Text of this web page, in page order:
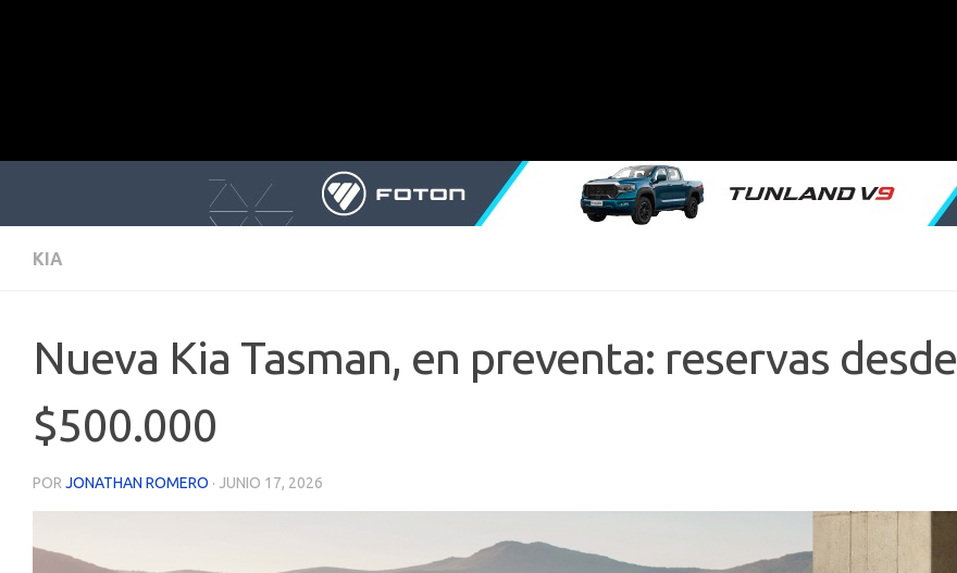
KIA
Nueva Kia Tasman, en preventa: reservas desde
$500.000
POR JONATHAN ROMERO · JUNIO 17, 2026